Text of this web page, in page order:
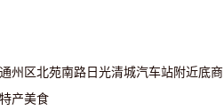
通州区北苑南路日光清城汽车站附近底商
特产美食